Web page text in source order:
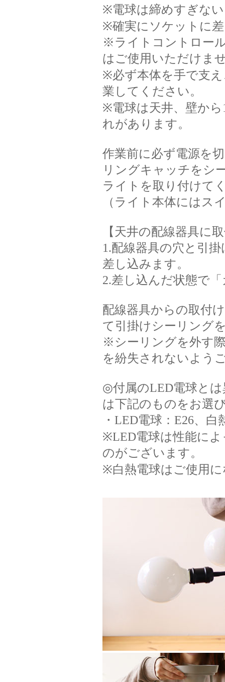
※電球は締めすぎな
※確実にソケットに
※ライトコントロー
はご使用いただけま
※必ず本体を手で支
業してください。
※電球は天井、壁か
れがあります。
作業前に必ず電源を
リングキャッチをシ
ライトを取り付けて
（ライト本体にはス
【天井の配線器具に
1.配線器具の穴と引
差し込みます。
2.差し込んだ状態で
配線器具からの取付
て引掛けシーリング
※シーリングを外す
を紛失されないよう
◎付属のLED電球と
は下記のものをお選
・LED電球：E26、
※LED電球は性能に
のがございます。
※白熱電球はご使用